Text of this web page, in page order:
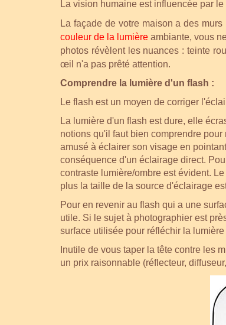
La vision humaine est influencée par le
La façade de votre maison a des
couleur de la lumière ambiante, vous
photos révèlent les nuances : teinte
œil n'a pas prêté attention.
Comprendre la lumière d'un flash :
Le flash est un moyen de corriger
La lumière d'un flash est dure, elle
notions qu'il faut bien comprendre
amusé à éclairer son visage en
conséquence d'un éclairage direct.
contraste lumière/ombre est évident.
plus la taille de la source d'éclairage
Pour en revenir au flash qui a une
utile. Si le sujet à photographier est
surface utilisée pour réfléchir la
Inutile de vous taper la tête contre les
un prix raisonnable (réflecteur,